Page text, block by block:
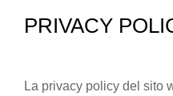
PRIVACY
La privacy policy del sito